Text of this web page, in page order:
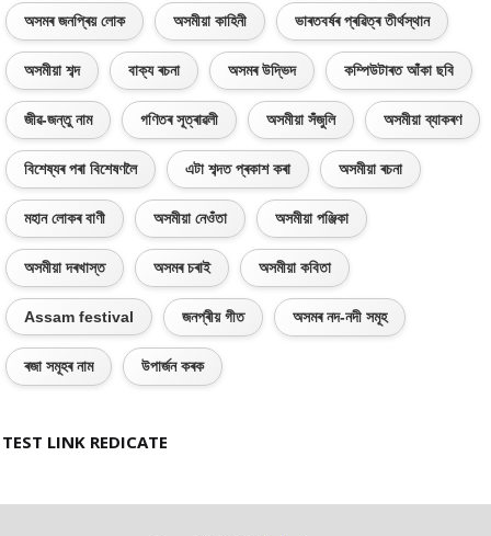
অসমৰ জনপ্ৰিয় লোক অসমীয়া কাহিনী ভাৰতবৰ্ষৰ প্ৰৱিত্ৰ তীৰ্থস্থান
অসমীয়া শব্দ বাক্য ৰচনা অসমৰ উদ্ভিদ কম্পিউটাৰত আঁকা ছবি
জীৱ-জন্তু নাম গণিতৰ সূত্ৰাৱলী অসমীয়া সঁজুলি অসমীয়া ব্যাকৰণ
বিশেষ্যৰ পৰা বিশেষণলৈ এটা শব্দত প্ৰকাশ কৰা অসমীয়া ৰচনা
মহান লোকৰ বাণী অসমীয়া নেওঁতা অসমীয়া পঞ্জিকা
অসমীয়া দৰখাস্ত অসমৰ চৰাই অসমীয়া কবিতা
Assam festival জনপ্ৰীয় গীত অসমৰ নদ-নদী সমূহ
ৰজা সমূহৰ নাম উপাৰ্জন কৰক
TEST LINK REDICATE